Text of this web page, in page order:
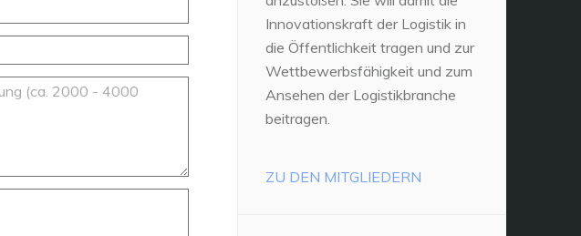
Innovationskraft der Logistik in
die Öffentlichkeit tragen und zur
Wettbewerbsfähigkeit und zum
Ansehen der Logistikbranche
beitragen.
ZU DEN MITGLIEDERN